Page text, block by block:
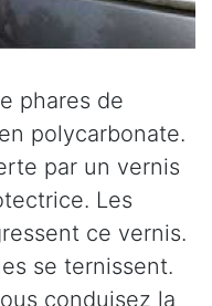
phares de
polycarbonate.
par un vernis
Les
ce vernis.
se ternissent.
conduisez la